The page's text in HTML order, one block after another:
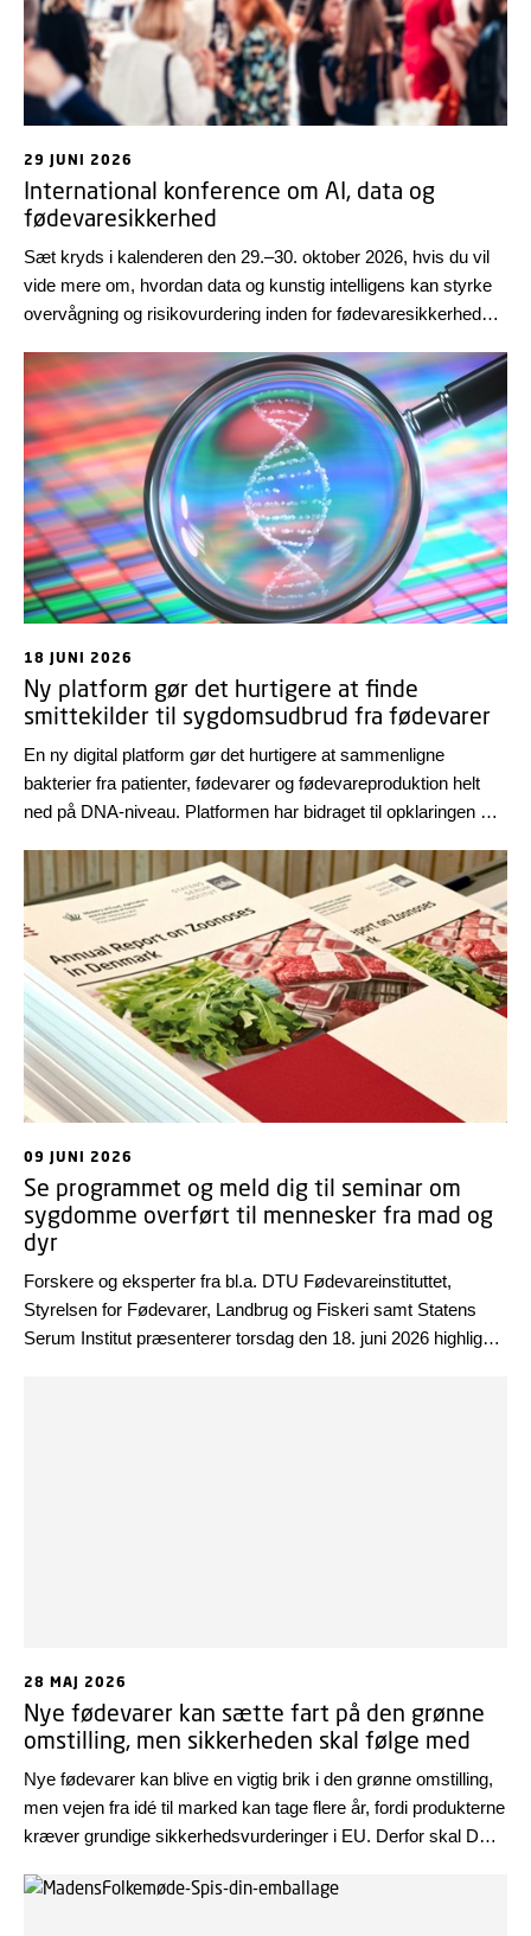
29 JUNI 2026
International konference om AI, data og
fødevaresikkerhed
Sæt kryds i kalenderen den 29.–30. oktober 2026, hvis du vil
vide mere om, hvordan data og kunstig intelligens kan styrke
overvågning og risikovurdering inden for fødevaresikkerhed
18 JUNI 2026
Ny platform gør det hurtigere at finde
smittekilder til sygdomsudbrud fra fødevarer
En ny digital platform gør det hurtigere at sammenligne
bakterier fra patienter, fødevarer og fødevareproduktion helt
ned på DNA-niveau. Platformen har bidraget til opklaringen af
zoonoserapport.
09 JUNI 2026
Se programmet og meld dig til seminar om
sygdomme overført til mennesker fra mad og
dyr
Forskere og eksperter fra bl.a. DTU Fødevareinstituttet,
Styrelsen for Fødevarer, Landbrug og Fiskeri samt Statens
Serum Institut præsenterer torsdag den 18. juni 2026 highlights
28 MAJ 2026
Nye fødevarer kan sætte fart på den grønne
omstilling, men sikkerheden skal følge med
Nye fødevarer kan blive en vigtig brik i den grønne omstilling,
men vejen fra idé til marked kan tage flere år, fordi produkterne
kræver grundige sikkerhedsvurderinger i EU. Derfor skal DTU
Fødevaresikkerhedsautoritet, EFSA, med at styrke